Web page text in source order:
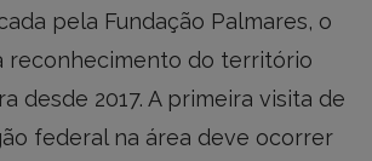
pela Fundação Palmares, o
reconhecimento do território
desde 2017. A primeira visita de
federal na área deve ocorrer